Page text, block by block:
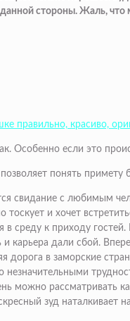
стороны. Жаль, что
правильно, красиво,
Особенно если это
понять примету
свидание с любимым
тоскует и хочет
в среду к приходу
и карьера дали сбой.
дорога в заморские
незначительными
можно рассматривать
зуд